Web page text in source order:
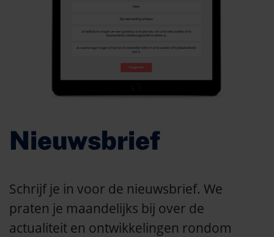
Nieuwsbrief
Schrijf je in voor de nieuwsbrief. We
praten je maandelijks bij over de
actualiteit en ontwikkelingen rondom